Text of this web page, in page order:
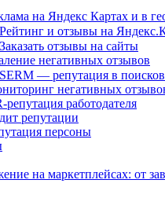
на Яндекс Картах и в
и отзывы на
отзывы на сайты
негативных отзывов
— репутация в
негативных
репутация работодателя
репутации
персоны
на маркетплейсах: от